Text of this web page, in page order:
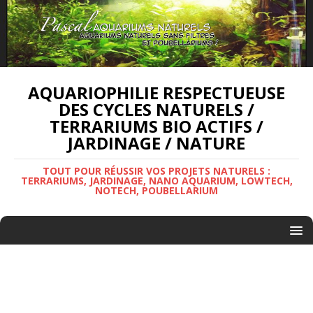
AQUARIOPHILIE RESPECTUEUSE
DES CYCLES NATURELS /
TERRARIUMS BIO ACTIFS /
JARDINAGE / NATURE
TOUT POUR RÉUSSIR VOS PROJETS NATURELS :
TERRARIUMS, JARDINAGE, NANO AQUARIUM, LOWTECH,
NOTECH, POUBELLARIUM